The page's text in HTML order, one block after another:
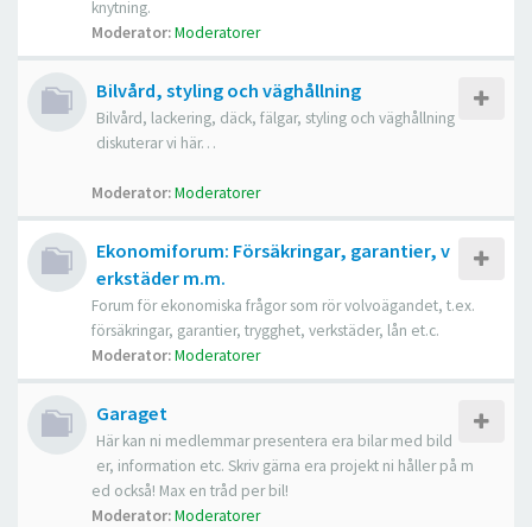
knytning.
Moderator:Moderatorer
Bilvård, styling och väghållning
Bilvård, lackering, däck, fälgar, styling och väghållning
diskuterar vi här…
Moderator:Moderatorer
Ekonomiforum: Försäkringar, garantier, v
erkstäder m.m.
Forum för ekonomiska frågor som rör volvoägandet, t.ex.
försäkringar, garantier, trygghet, verkstäder, lån et.c.
Moderator:Moderatorer
Garaget
Här kan ni medlemmar presentera era bilar med bild
er, information etc. Skriv gärna era projekt ni håller på m
ed också! Max en tråd per bil!
Moderator:Moderatorer